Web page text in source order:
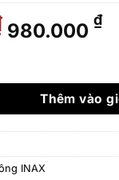
Giá
gốc
1.100.000 ₫.
980.000 ₫
SERIES số lượng
Thêm vào
INAX